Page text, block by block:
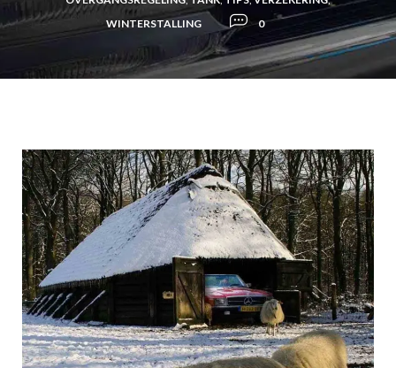
WINTERSTALLING
0